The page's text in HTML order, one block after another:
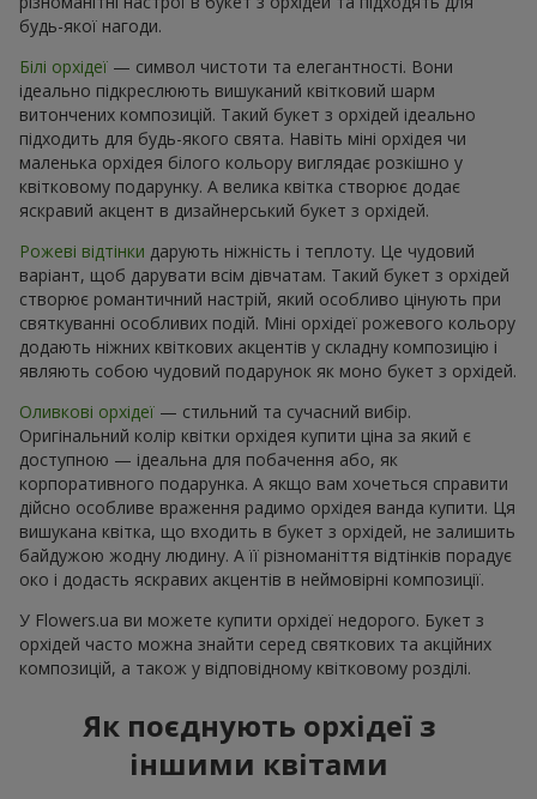
будь-якої нагоди.
Білі орхідеї — символ чистоти та елегантності. Вони
ідеально підкреслюють вишуканий квітковий шарм
витончених композицій. Такий букет з орхідей ідеально
підходить для будь-якого свята. Навіть міні орхідея чи
маленька орхідея білого кольору виглядає розкішно у
квітковому подарунку. А велика квітка створює додає
яскравий акцент в дизайнерський букет з орхідей.
Рожеві відтінки дарують ніжність і теплоту. Це чудовий
варіант, щоб дарувати всім дівчатам. Такий букет з орхідей
створює романтичний настрій, який особливо цінують при
святкуванні особливих подій. Міні орхідеї рожевого кольору
додають ніжних квіткових акцентів у складну композицію і
являють собою чудовий подарунок як моно букет з орхідей.
Оливкові орхідеї — стильний та сучасний вибір.
Оригінальний колір квітки орхідея купити ціна за який є
доступною — ідеальна для побачення або, як
корпоративного подарунка. А якщо вам хочеться справити
дійсно особливе враження радимо орхідея ванда купити. Ця
вишукана квітка, що входить в букет з орхідей, не залишить
байдужою жодну людину. А її різноманіття відтінків порадує
око і додасть яскравих акцентів в неймовірні композиції.
У Flowers.ua ви можете купити орхідеї недорого. Букет з
орхідей часто можна знайти серед святкових та акційних
композицій, а також у відповідному квітковому розділі.
Як поєднують орхідеї з
іншими квітами